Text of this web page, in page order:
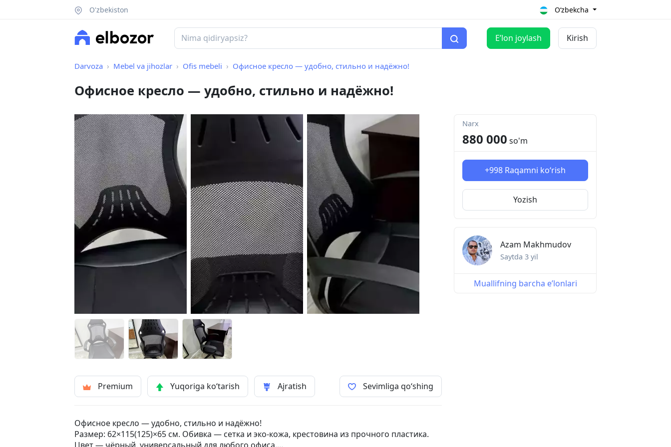
O'zbekiston O‘zbekcha
Eʼlon joylash Kirish
Darvoza Mebel va jihozlar Ofis mebeli Офисное кресло — удобно, стильно и надёжно!
Офисное кресло — удобно, стильно и надёжно!
Premium Yuqoriga ko‘tarish Ajratish Sevimliga qo‘shing
Офисное кресло — удобно, стильно и надёжно!
Размер: 62×115(125)×65 см. Обивка — сетка и эко-кожа, крестовина из прочного пластика.
Narx
880 000 so'm
+998 Raqamni ko‘rish
Yozish
Azam Makhmudov
Saytda 3 yil
Muallifning barcha eʼlonlari